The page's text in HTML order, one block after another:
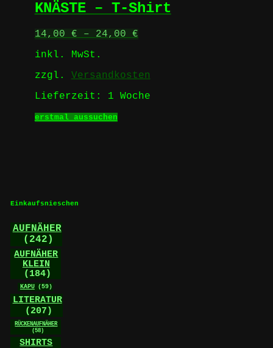
Optionen
können
der
KNÄSTE – T-Shirt
14,00 € – 24,00 €
inkl. MwSt.
zzgl. Versandkosten
Lieferzeit: 1 Woche
erstmal aussuchenDieses
Einkaufsnieschen
AUFNÄHER
(242)
AUFNÄHER
KLEIN
(184)
KAPU (59)
LITERATUR
(207)
RÜCKENAUFNÄHER
(58)
SHIRTS